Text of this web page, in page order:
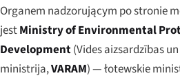
Organem nadzorującym po stronie
jestMinistry of Environmental
Development(Vides aizsardzības
ministrija,VARAM) — łotewskie